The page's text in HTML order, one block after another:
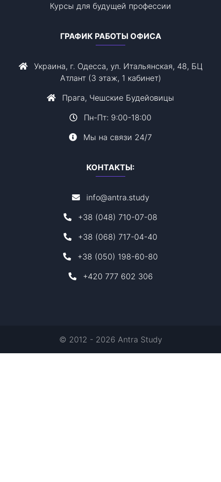
Курсы для будущей профессии
ГРАФИК РАБОТЫ ОФИСА
Украина, г. Одесса, ул. Итальянская, 48, БЦ
Атлант (3 этаж, 1 кабинет)
Прага, Чешские Будейовицы
Пн-Пт: 9:00-18:00
Мы на связи 24/7
КОНТАКТЫ:
info@antra.study
+38 (048) 710-07-08
+38 (068) 717-04-40
+38 (050) 198-60-80
+420 777 602 306
© 2012 - 2026 Antra Study